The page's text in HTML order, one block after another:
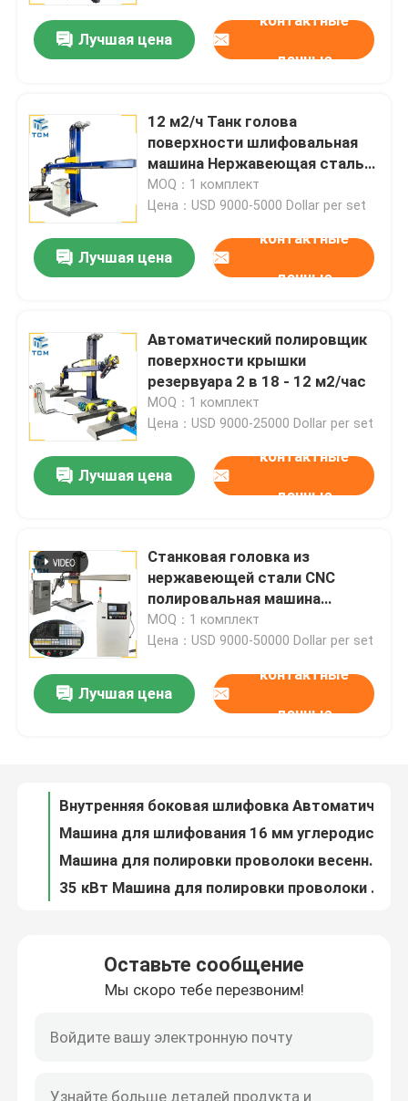
Домой
Продукты
О нас
Контроль качества
Свяжитесь с нами
Запросите цитату
Машина для полировки резервуаров
Лучшая цена
контактные
данные
12 м2/ч Танк голова
поверхности шлифовальная
машина Нержавеющая сталь
Автоматический полировщик
MOQ：1 комплект
Цена：USD 9000-5000 Dollar per set
Лучшая цена
контактные
данные
Автоматический полировщик
поверхности крышки
резервуара 2 в 18 - 12 м2/час
MOQ：1 комплект
Цена：USD 9000-25000 Dollar per set
Лучшая цена
контактные
данные
Станковая головка из
нержавеющей стали CNC
полировальная машина
Автоматическая ленточная
полировальная полировальная
MOQ：1 комплект
Цена：USD 9000-50000 Dollar per set
Лучшая цена
контактные
данные
PLC Полностью автоматическая машина для внутренней полировки труб с максимальной длиной 6 м и шероховатостью поверхности 0,25 мкм
Машина для полировки проволоки весенне-стальной стойкой Автоматическая шлифовка 25 мм
35 кВт Машина для полировки проволоки на поверхности прутка Автоматическая шлифовка
Оставьте сообщение
Мы скоро тебе перезвоним!